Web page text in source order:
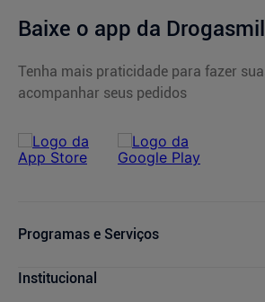
Baixe o app da Drogasmil
Tenha mais praticidade para fazer
acompanhar seus pedidos
Programas e Serviços
Cupons de Desconto
Institucional